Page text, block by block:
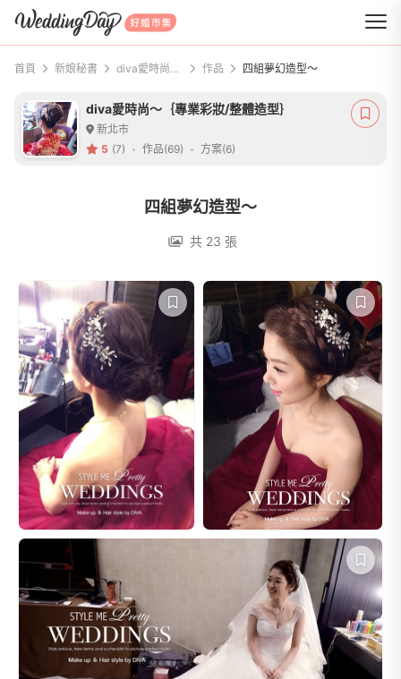
WeddingDay 好婚市集
首頁 新娘秘書 diva愛時尚～｛專業彩妝/整體造型｝ 作品 四組夢幻造型～
diva愛時尚～｛專業彩妝/整體造型｝
新北市
5 (7) 作品(69) 方案(6)
四組夢幻造型～
共 23 張